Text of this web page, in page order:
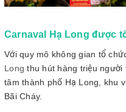
Carnaval Hạ Long được
Với quy mô không gian tổ
Long thu hút hàng triệu
tâm thành phố Hạ Long, khu
Bãi Cháy.